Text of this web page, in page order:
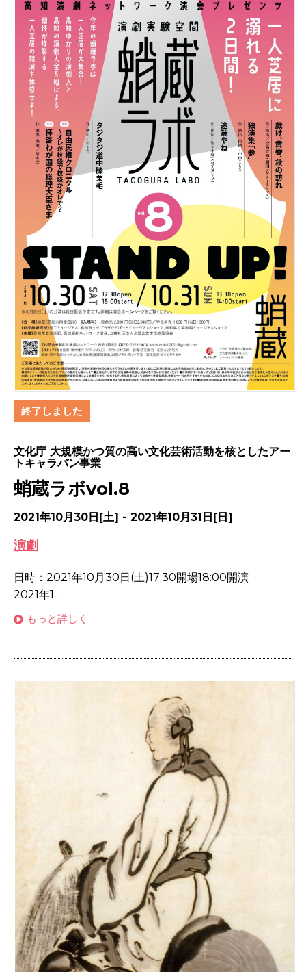
終了しました
文化庁 大規模かつ質の高い文化芸術活動を核としたアー
トキャラバン事業
蛸蔵ラボvol.8
2021年10月30日[土] - 2021年10月31日[日]
演劇
日時：2021年10月30日(土)17:30開場18:00開演
2021年1...
もっと詳しく